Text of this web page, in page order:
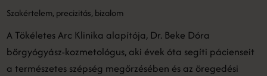
Szakértelem, precizitás, bizalom
A Tökéletes Arc Klinika alapítója, Dr. Beke Dóra
bőrgyógyász-kozmetológus, aki évek óta segíti pácienseit
a természetes szépség megőrzésében és az öregedési